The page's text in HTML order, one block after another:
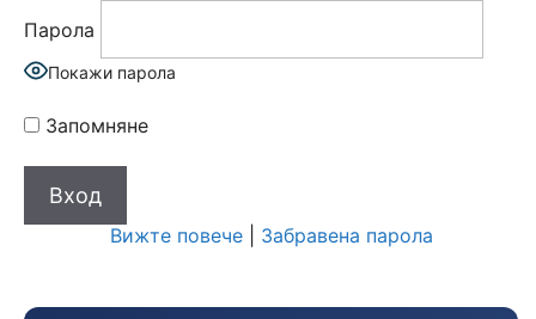
Парола
Покажи парола
Запомняне
Вижте повече| Забравена парола